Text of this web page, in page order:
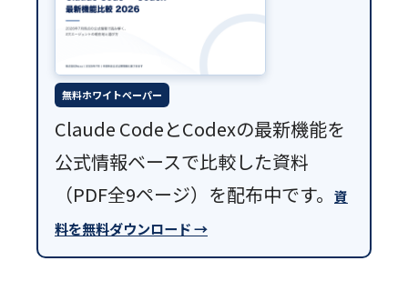
無料ホワイトペーパー
Claude CodeとCodexの最新機能を
公式情報ベースで比較した資料
（PDF全9ページ）を配布中です。 資
料を無料ダウンロード →